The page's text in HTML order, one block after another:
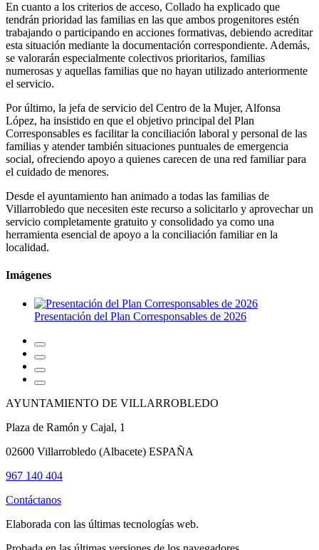
En cuanto a los criterios de acceso, Collado ha explicado que
tendrán prioridad las familias en las que ambos progenitores estén
trabajando o participando en acciones formativas, debiendo acreditar
esta situación mediante la documentación correspondiente. Además,
se valorarán especialmente colectivos prioritarios, familias
numerosas y aquellas familias que no hayan utilizado anteriormente
el servicio.
Por último, la jefa de servicio del Centro de la Mujer, Alfonsa
López, ha insistido en que el objetivo principal del Plan
Corresponsables es facilitar la conciliación laboral y personal de las
familias y atender también situaciones puntuales de emergencia
social, ofreciendo apoyo a quienes carecen de una red familiar para
el cuidado de menores.
Desde el ayuntamiento han animado a todas las familias de
Villarrobledo que necesiten este recurso a solicitarlo y aprovechar un
servicio completamente gratuito y consolidado ya como una
herramienta esencial de apoyo a la conciliación familiar en la
localidad.
Imágenes
Presentación del Plan Corresponsables de 2026
AYUNTAMIENTO DE VILLARROBLEDO
Plaza de Ramón y Cajal, 1
02600 Villarrobledo (Albacete) ESPAÑA
967 140 404
Contáctanos
Elaborada con las últimas tecnologías web.